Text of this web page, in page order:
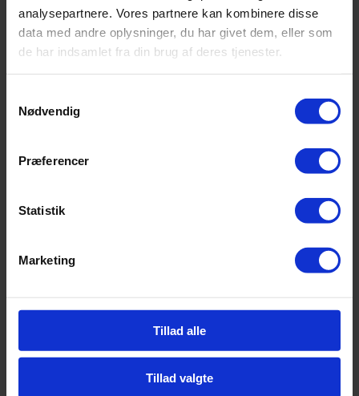
analysepartnere. Vores partnere kan kombinere disse
data med andre oplysninger, du har givet dem, eller som
de har indsamlet fra din brug af deres tjenester.
Nødvendig
Præferencer
Statistik
Marketing
Tillad alle
Tillad valgte